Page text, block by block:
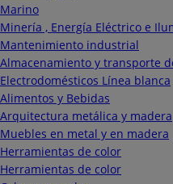
Marino
Minería , Energía Eléctrico e
Mantenimiento industrial
Almacenamiento y transporte
Electrodomésticos Línea blanca
Alimentos y Bebidas
Arquitectura metálica y madera
Muebles en metal y en madera
Herramientas de color
Herramientas de color